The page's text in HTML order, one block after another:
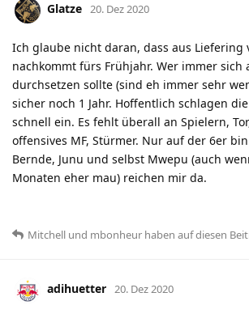
Glatze 20. Dez 2020
Ich glaube nicht daran, dass aus Liefering
nachkommt fürs Frühjahr. Wer immer sich
durchsetzen sollte (sind eh immer sehr
sicher noch 1 Jahr. Hoffentlich schlagen
schnell ein. Es fehlt überall an Spielern,
offensives MF, Stürmer. Nur auf der 6er
Bernde, Junu und selbst Mwepu (auch
Monaten eher mau) reichen mir da.
Mitchell und mbonheur haben auf diesen
adihuetter 20. Dez 2020